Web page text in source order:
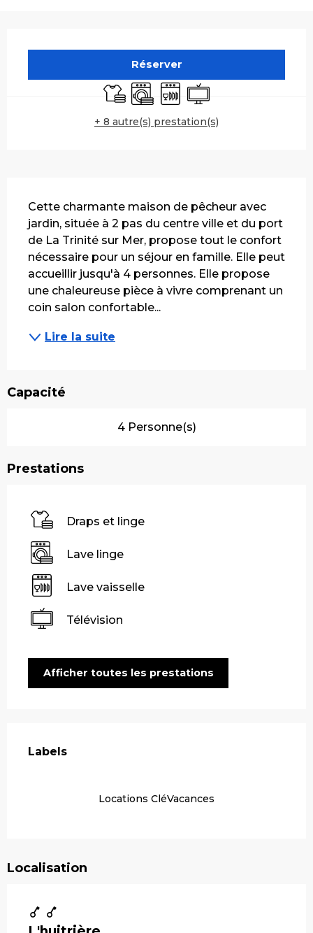
Réserver
Draps et linge
Lave lingeLave vaisselle
Télévision
+ 8 autre(s) prestation(s)
Cette charmante maison de pêcheur avec
jardin, située à 2 pas du centre ville et du port
de La Trinité sur Mer, propose tout le confort
nécessaire pour un séjour en famille. Elle peut
accueillir jusqu'à 4 personnes. Elle propose
une chaleureuse pièce à vivre comprenant un
coin salon confortable...
Lire la suite
Capacité
4 Personne(s)
Prestations
Draps et linge
Lave linge
Lave vaisselle
Télévision
Afficher toutes les prestations
Labels
Labels
Locations CléVacances
Localisation